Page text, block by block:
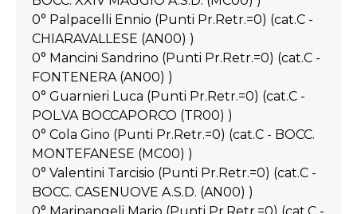
0° Palpacelli Ennio (Punti Pr.Retr.=0) (cat.C -
CHIARAVALLESE (AN00) )
0° Mancini Sandrino (Punti Pr.Retr.=0) (cat.C -
FONTENERA (AN00) )
0° Guarnieri Luca (Punti Pr.Retr.=0) (cat.C -
POL.VA BOCCAPORCO (TR00) )
0° Cola Gino (Punti Pr.Retr.=0) (cat.C - BOCC.
MONTEFANESE (MC00) )
0° Valentini Tarcisio (Punti Pr.Retr.=0) (cat.C -
BOCC. CASENUOVE A.S.D. (AN00) )
0° Marinangeli Mario (Punti Pr.Retr.=0) (cat.C -